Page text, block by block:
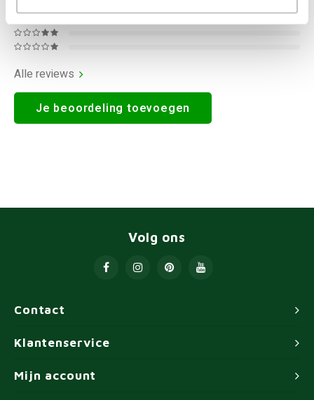
Alle reviews
Je beoordeling toevoegen
Contact
Volg ons
Klantenservice
Mijn account